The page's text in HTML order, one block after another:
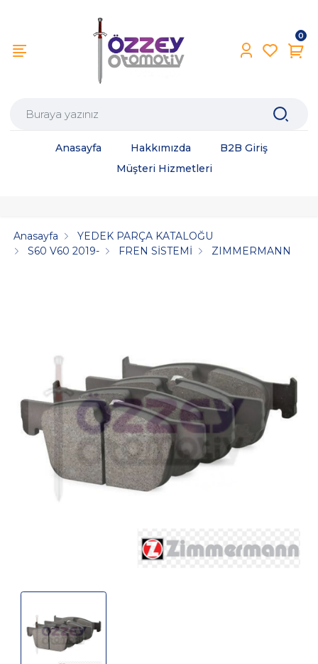
0
Anasayfa Hakkımızda
B2B Giriş
Müşteri Hizmetleri
Anasayfa
YEDEK PARÇA KATALOĞU
S60 V60 2019-
FREN SİSTEMİ ZIMMERMANN